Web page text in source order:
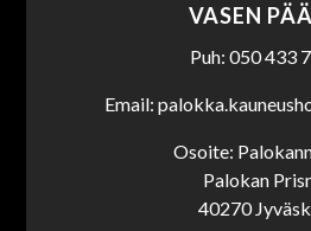
VASEN
Puh: 050 433
Email:
Osoite:
Palokan
40270